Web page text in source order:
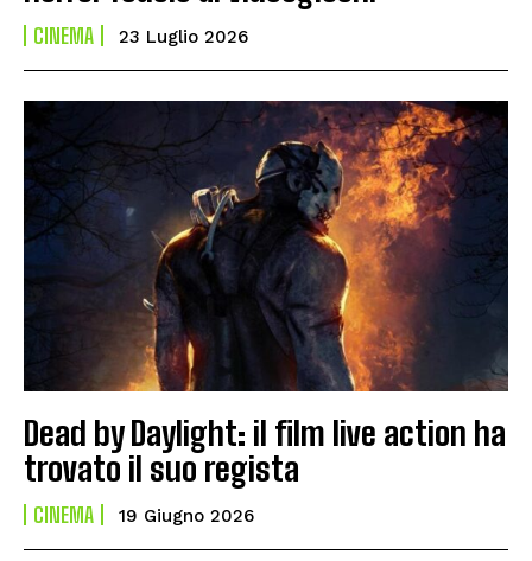
CINEMA 23 Luglio 2026
Dead by Daylight: il film live action ha
trovato il suo regista
CINEMA 19 Giugno 2026